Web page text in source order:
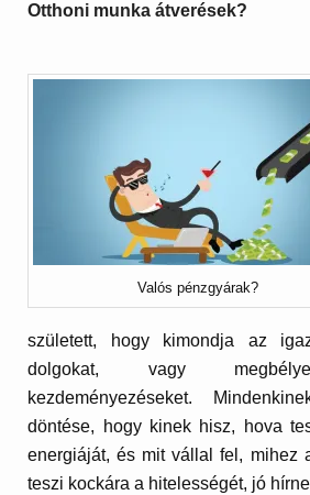
Otthoni munka átverések?
Valós pénzgyárak?
született, hogy kimondja az
dolgokat, vagy
kezdeményezéseket.
döntése, hogy kinek hisz, hova
energiáját, és mit vállal fel, mihez
teszi kockára a hitelességét, jó